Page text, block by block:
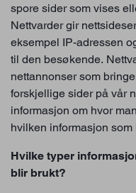
spore sider som vises
Nettvarder gir
eksempel IP-adressen
til den besøkende.
nettannonser som
forskjellige sider på vår
informasjon om hvor
hvilken informasjon som
Hvilke typer
blir brukt?